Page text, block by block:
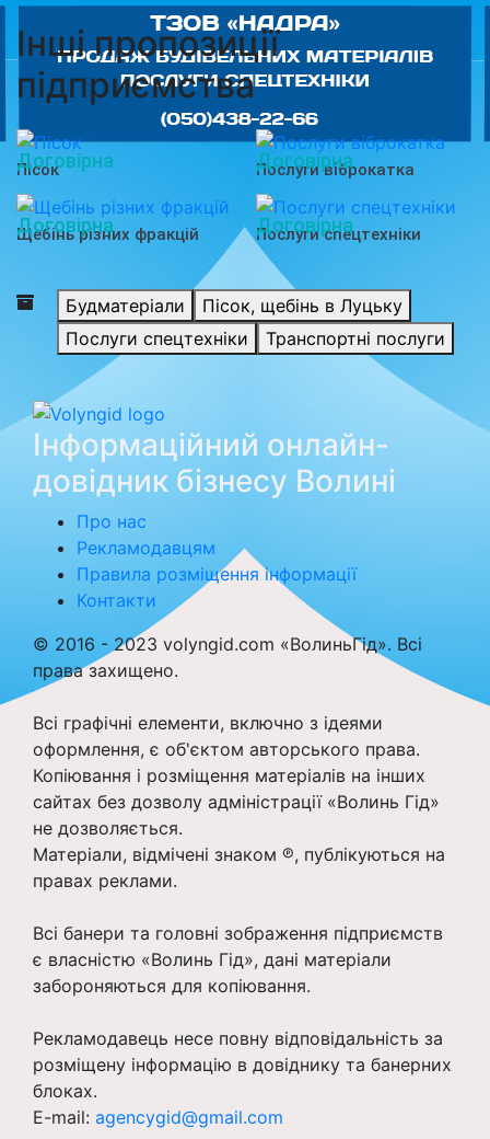
Інші пропозиції
підприємства
Пісок
Договірна Послуги віброкатка
Договірна
Щебінь різних фракцій
Договірна Послуги спецтехніки
Договірна
Будматеріали
Пісок, щебінь в Луцьку
Послуги спецтехніки
Транспортні послуги
Інформаційний онлайн-
довідник бізнесу Волині
Про нас
Рекламодавцям
Правила розміщення інформації
Контакти
© 2016 - 2023 volyngid.com «ВолиньГід». Всі
права захищено.
Всі графічні елементи, включно з ідеями
оформлення, є об'єктом авторського права.
Копіювання і розміщення матеріалів на інших
сайтах без дозволу адміністрації «Волинь Гід»
не дозволяється.
Матеріали, відмічені знаком ℗, публікуються на
правах реклами.
Всі банери та головні зображення підприємств
є власністю «Волинь Гід», дані матеріали
забороняються для копіювання.
Рекламодавець несе повну відповідальність за
розміщену інформацію в довіднику та банерних
блоках.
E-mail: agencygid@gmail.com